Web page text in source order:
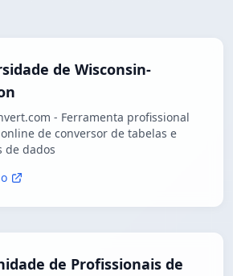
de Wisconsin-
- Ferramenta profissional
de conversor de tabelas e
de dados
de Profissionais de